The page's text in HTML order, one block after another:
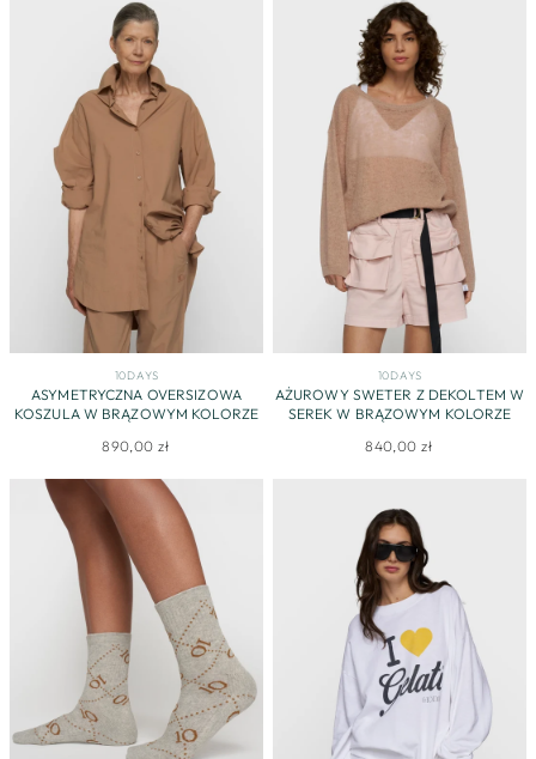
10DAYS
ASYMETRYCZNA OVERSIZOWA
KOSZULA W BRĄZOWYM KOLORZE
890,00 zł
10DAYS
AŻUROWY SWETER Z DEKOLTEM W
SEREK W BRĄZOWYM KOLORZE
840,00 zł